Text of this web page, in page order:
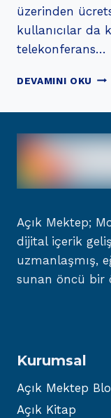
üzerinden
kullanıcılar da
telekonferans…
DEVAMINI OKU AÇIK
Açık Mektep;
dijital içerik
uzmanlaşmış,
sunan öncü bir
Kurumsal
Açık Mektep
Açık Kitap